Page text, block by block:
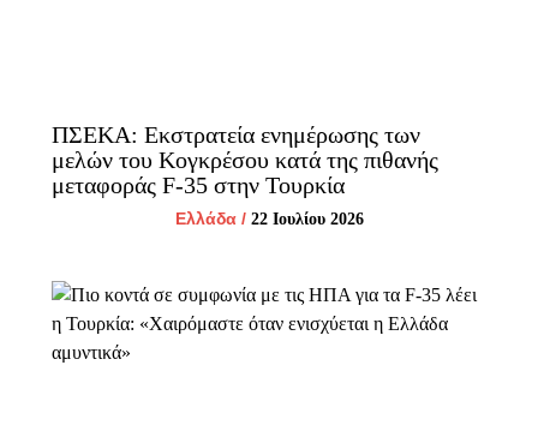
ΠΣΕΚΑ: Εκστρατεία ενημέρωσης των
μελών του Κογκρέσου κατά της πιθανής
μεταφοράς F-35 στην Τουρκία
Ελλάδα/ 22 Ιουλίου 2026